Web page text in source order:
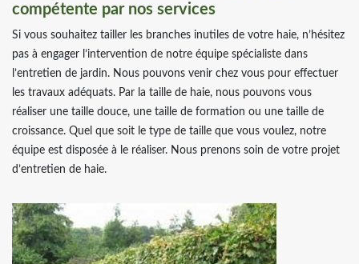
compétente par nos services
Si vous souhaitez tailler les branches inutiles de votre haie, n’hésitez
pas à engager l’intervention de notre équipe spécialiste dans
l’entretien de jardin. Nous pouvons venir chez vous pour effectuer
les travaux adéquats. Par la taille de haie, nous pouvons vous
réaliser une taille douce, une taille de formation ou une taille de
croissance. Quel que soit le type de taille que vous voulez, notre
équipe est disposée à le réaliser. Nous prenons soin de votre projet
d’entretien de haie.